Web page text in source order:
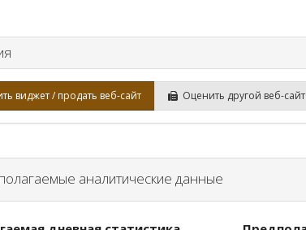
виджет / продать веб-сайт Оценить другой веб-сайт
аналитические данные